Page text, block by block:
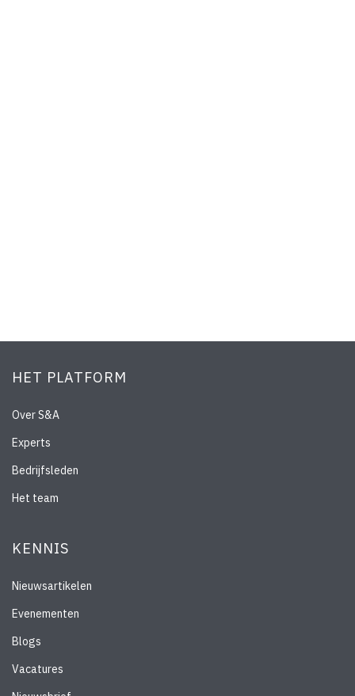
HET PLATFORM
Over S&A
Experts
Bedrijfsleden
Het team
KENNIS
Nieuwsartikelen
Evenementen
Blogs
Vacatures